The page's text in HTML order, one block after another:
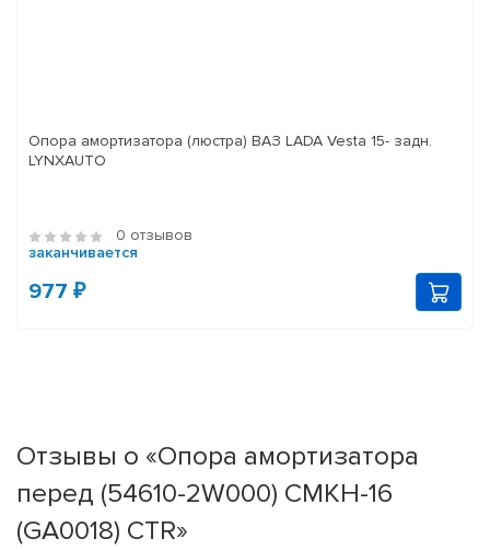
Опора амортизатора (люстра) ВАЗ LADA Vesta 15- задн.
LYNXAUTO
0 отзывов
заканчивается
977 ₽
Отзывы о «Опора амортизатора
перед (54610-2W000) CMKH-16
(GA0018) CTR»